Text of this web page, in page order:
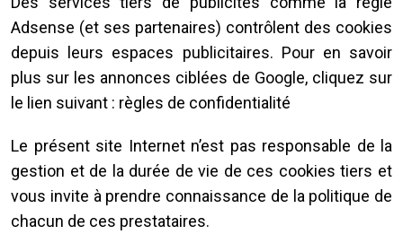
Adsense (et ses partenaires) contrôlent des cookies
depuis leurs espaces publicitaires. Pour en savoir
plus sur les annonces ciblées de Google, cliquez sur
le lien suivant : règles de confidentialité
Le présent site Internet n’est pas responsable de la
gestion et de la durée de vie de ces cookies tiers et
vous invite à prendre connaissance de la politique de
chacun de ces prestataires.